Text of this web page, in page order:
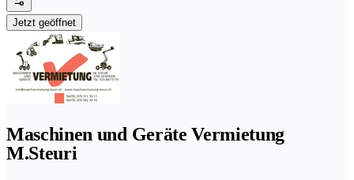
Jetzt geöffnet
Maschinen und Geräte Vermietung
M.Steuri